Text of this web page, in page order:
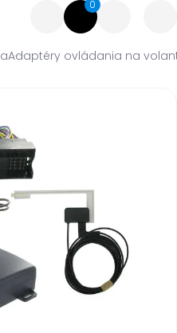
0
Adaptéry ovládania na